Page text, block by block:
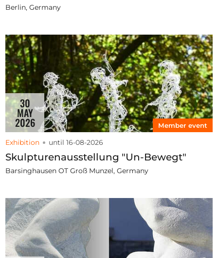
Berlin, Germany
30
MAY
2026 Member event
Exhibition until 16-08-2026
Skulpturenausstellung "Un-Bewegt"
Barsinghausen OT Groß Munzel, Germany